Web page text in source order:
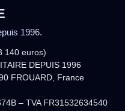
1996.
140 euros)
DEPUIS 1996
FROUARD, France
– TVA FR31532634540